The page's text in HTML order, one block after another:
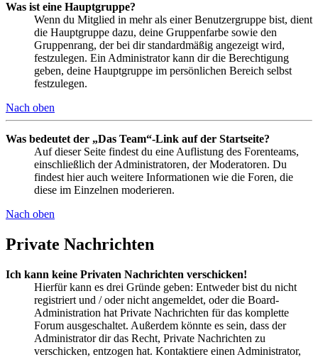
Was ist eine Hauptgruppe?
Wenn du Mitglied in mehr als einer Benutzergruppe bist, dient
die Hauptgruppe dazu, deine Gruppenfarbe sowie den
Gruppenrang, der bei dir standardmäßig angezeigt wird,
festzulegen. Ein Administrator kann dir die Berechtigung
geben, deine Hauptgruppe im persönlichen Bereich selbst
festzulegen.
Nach oben
Was bedeutet der „Das Team“-Link auf der Startseite?
Auf dieser Seite findest du eine Auflistung des Forenteams,
einschließlich der Administratoren, der Moderatoren. Du
findest hier auch weitere Informationen wie die Foren, die
diese im Einzelnen moderieren.
Nach oben
Private Nachrichten
Ich kann keine Privaten Nachrichten verschicken!
Hierfür kann es drei Gründe geben: Entweder bist du nicht
registriert und / oder nicht angemeldet, oder die Board-
Administration hat Private Nachrichten für das komplette
Forum ausgeschaltet. Außerdem könnte es sein, dass der
Administrator dir das Recht, Private Nachrichten zu
verschicken, entzogen hat. Kontaktiere einen Administrator,